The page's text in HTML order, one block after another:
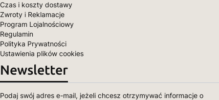
Czas i koszty dostawy
Zwroty i Reklamacje
Program Lojalnościowy
Regulamin
Polityka Prywatności
Ustawienia plików cookies
Newsletter
Podaj swój adres e-mail, jeżeli chcesz otrzymywać informacje o